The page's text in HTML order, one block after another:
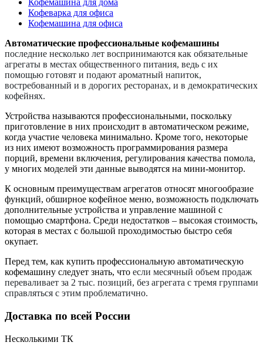
Кофемашина для дома
Кофеварка для офиса
Кофемашина для офиса
Автоматические профессиональные кофемашины
последние несколько лет воспринимаются как обязательные
агрегаты в местах общественного питания, ведь с их
помощью готовят и подают ароматный напиток,
востребованный и в дорогих ресторанах, и в демократических
кофейнях.
Устройства называются профессиональными, поскольку
приготовление в них происходит в автоматическом режиме,
когда участие человека минимально. Кроме того, некоторые
из них имеют возможность программирования размера
порций, времени включения, регулирования качества помола,
у многих моделей эти данные выводятся на мини-монитор.
К основным преимуществам агрегатов относят многообразие
функций, обширное кофейное меню, возможность подключать
дополнительные устройства и управление машиной с
помощью смартфона. Среди недостатков – высокая стоимость,
которая в местах с большой проходимостью быстро себя
окупает.
Перед тем, как купить профессиональную автоматическую
кофемашину следует знать, что если месячный объем продаж
переваливает за 2 тыс. позиций, без агрегата с тремя группами
справляться с этим проблематично.
Доставка по всей России
Несколькими ТК